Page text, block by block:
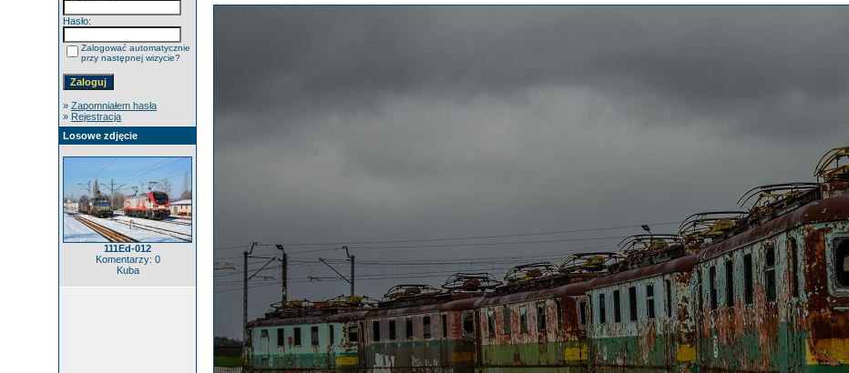
Hasło:
Zalogować automatycznie
przy następnej wizycie?
» Zapomniałem hasła
» Rejestracja
Losowe zdjęcie
111Ed-012
Komentarzy: 0
Kuba